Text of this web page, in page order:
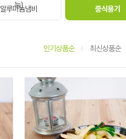
능)
알루미늄냄비 중식용기
인기상품순 최신상품순